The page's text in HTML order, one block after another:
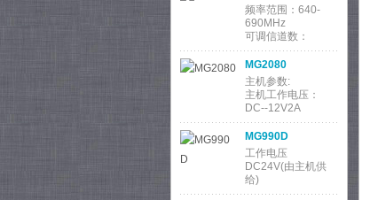
主机参数:
主机工作电压：
DC--12V2A
工作电流：
2000mAh
功耗：24W
MG990D
工作电压
DC24V(由主机供
给)
输入、输出 8P-DIN
输入 心形
MG9900
主机供电 AC110V-
220V/50Hz
话筒单元接口 圆头
DIN-8插座接口